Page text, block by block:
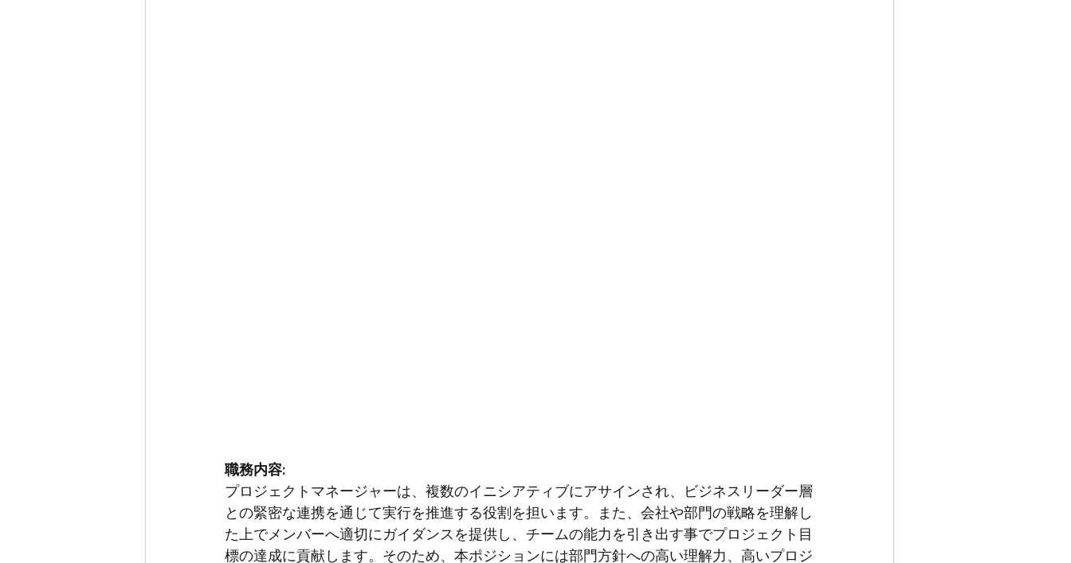
職務内容:
プロジェクトマネージャーは、複数のイニシアティブにアサインされ、ビジネスリーダー層
との緊密な連携を通じて実行を推進する役割を担います。また、会社や部門の戦略を理解し
た上でメンバーへ適切にガイダンスを提供し、チームの能力を引き出す事でプロジェクト目
標の達成に貢献します。そのため、本ポジションには部門方針への高い理解力、高いプロジ